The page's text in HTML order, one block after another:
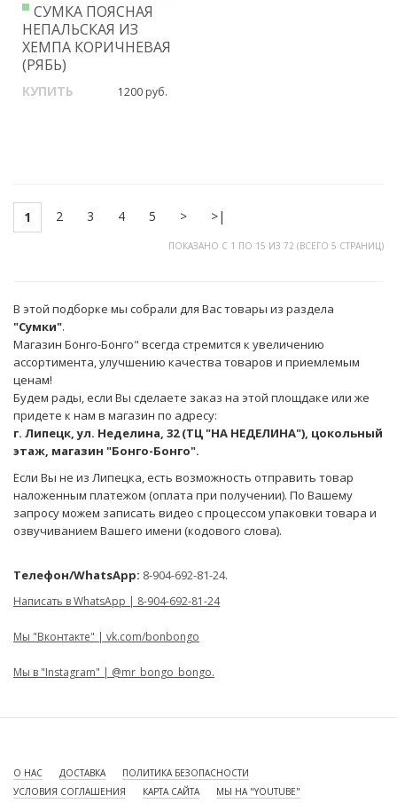
СУМКА ПОЯСНАЯ
НЕПАЛЬСКАЯ ИЗ
ХЕМПА КОРИЧНЕВАЯ
(РЯБЬ)
КУПИТЬ 1200 руб.
1 2 3 4 5 > >|
ПОКАЗАНО С 1 ПО 15 ИЗ 72 (ВСЕГО 5 СТРАНИЦ)
В этой подборке мы собрали для Вас товары из раздела
"Сумки".
Магазин Бонго-Бонго" всегда стремится к увеличению
ассортимента, улучшению качества товаров и приемлемым
ценам!
Будем рады, если Вы сделаете заказ на этой площдаке или же
придете к нам в магазин по адресу:
г. Липецк, ул. Неделина, 32 (ТЦ "НА НЕДЕЛИНА"), цокольный
этаж, магазин "Бонго-Бонго".
Если Вы не из Липецка, есть возможность отправить товар
наложенным платежом (оплата при получении). По Вашему
запросу можем записать видео с процессом упаковки товара и
озвучиванием Вашего имени (кодового слова).
Телефон/WhatsApp: 8-904-692-81-24.
Написать в WhatsApp | 8-904-692-81-24
Мы "Вконтакте" | vk.com/bonbongo
Мы в "Instagram" | @mr_bongo_bongo.
О НАС ДОСТАВКА
ПОЛИТИКА БЕЗОПАСНОСТИ
УСЛОВИЯ СОГЛАШЕНИЯ
КАРТА САЙТА МЫ НА "YOUTUBE"